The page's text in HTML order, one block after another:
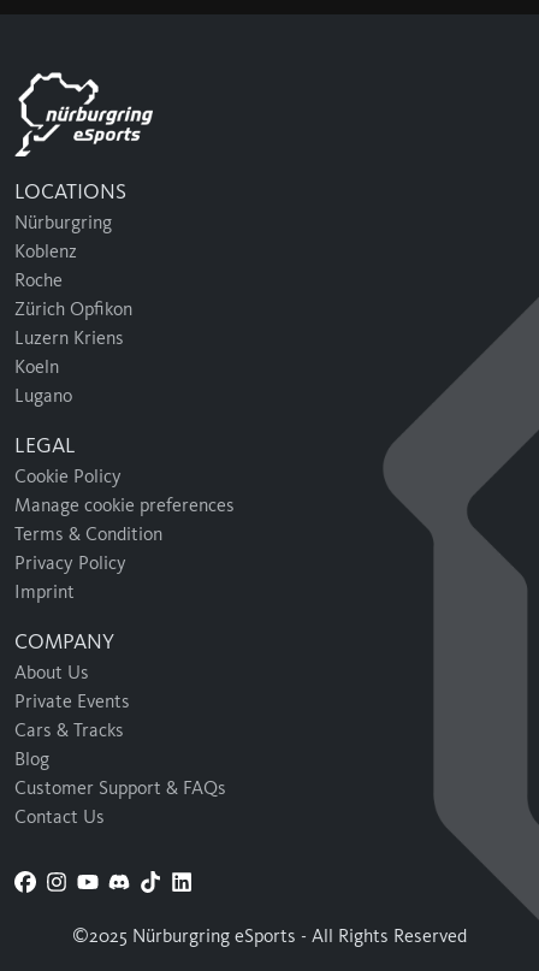
LOCATIONS
Nürburgring
Koblenz
Roche
Zürich Opfikon
Luzern Kriens
Koeln
Lugano
LEGAL
Cookie Policy
Manage cookie preferences
Terms & Condition
Privacy Policy
Imprint
COMPANY
About Us
Private Events
Cars & Tracks
Blog
Customer Support & FAQs
Contact Us
©2025 Nürburgring eSports - All Rights Reserved